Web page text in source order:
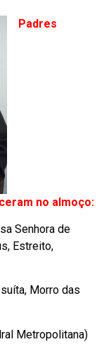
Padres
no almoço:
Senhora de
Estreito,
Morro das
Metropolitana)